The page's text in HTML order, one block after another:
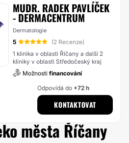
MUDR. RADEK PAVLÍČEK
- DERMACENTRUM
Dermatologie
5
(2 Recenze)
1 klinika v oblasti Říčany a další 2
kliniky v oblasti Středočeský kraj
Možnosti financování
Odpovídá do +72 h
KONTAKTOVAT
města Říčany